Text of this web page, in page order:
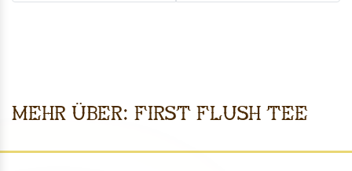
Mehr über: First flush Tee